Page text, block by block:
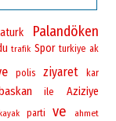
Palandöken
trafik Spor turkiye ak
polis ziyaret kar
ile Aziziye
kayak parti ve ahmet